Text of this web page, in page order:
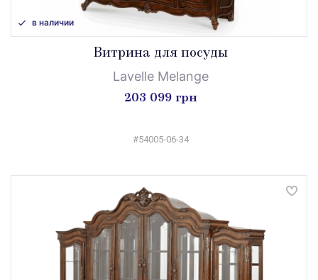
в наличии
Витрина для посуды
Lavelle Melange
203 099 грн
#54005-06-34